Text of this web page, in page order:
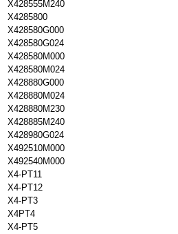
X428555M240
X4285800
X428580G000
X428580G024
X428580M000
X428580M024
X428880G000
X428880M024
X428880M230
X428885M240
X428980G024
X492510M000
X492540M000
X4-PT11
X4-PT12
X4-PT3
X4PT4
X4-PT5